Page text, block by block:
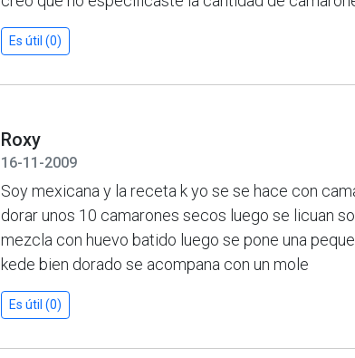
Es útil (0)
Roxy
16-11-2009
Soy mexicana y la receta k yo se se hace con
dorar unos 10 camarones secos luego se licuan
mezcla con huevo batido luego se pone una
kede bien dorado se acompana con un mole
Es útil (0)